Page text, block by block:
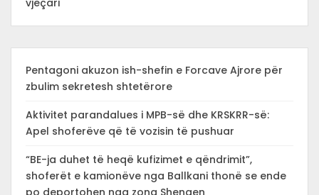
vjeçari
Pentagoni akuzon ish-shefin e Forcave Ajrore për
zbulim sekretesh shtetërore
Aktivitet parandalues i MPB-së dhe KRSKRR-së:
Apel shoferëve që të vozisin të pushuar
“BE-ja duhet të heqë kufizimet e qëndrimit”,
shoferët e kamionëve nga Ballkani thonë se ende
po deportohen nga zona Shengen